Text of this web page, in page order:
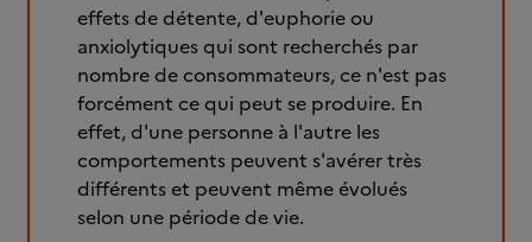
effets de détente, d'euphorie ou
anxiolytiques qui sont recherchés par
nombre de consommateurs, ce n'est pas
forcément ce qui peut se produire. En
effet, d'une personne à l'autre les
comportements peuvent s'avérer très
différents et peuvent même évolués
selon une période de vie.